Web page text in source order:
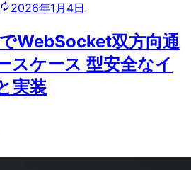
2026年1月4日
WebSocket双方向通
スケース 型安全なイ
実装